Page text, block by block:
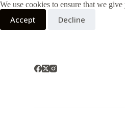
S
k
i
We use cookies to ensure that we
Accept Decline